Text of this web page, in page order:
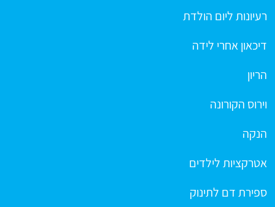
רעיונות ליום הולדת
דיכאון אחרי לידה
הריון
וירוס הקורונה
הנקה
אטרקציות לילדים
ספירת דם לתינוק